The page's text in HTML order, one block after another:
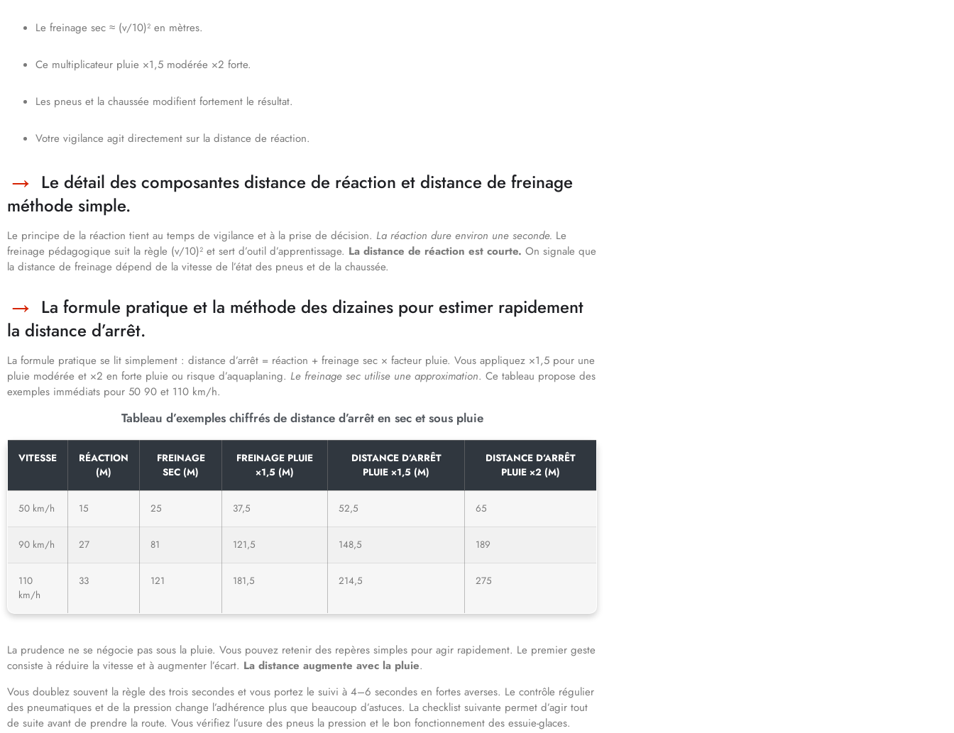
Le freinage sec ≈ (v/10)² en mètres.
Ce multiplicateur pluie ×1,5 modérée ×2 forte.
Les pneus et la chaussée modifient fortement le résultat.
Votre vigilance agit directement sur la distance de réaction.
Le détail des composantes distance de réaction et distance de freinage
méthode simple.
Le principe de la réaction tient au temps de vigilance et à la prise de décision. La réaction dure environ une seconde. Le
freinage pédagogique suit la règle (v/10)² et sert d’outil d’apprentissage. La distance de réaction est courte. On signale que
la distance de freinage dépend de la vitesse de l’état des pneus et de la chaussée.
La formule pratique et la méthode des dizaines pour estimer rapidement
la distance d’arrêt.
La formule pratique se lit simplement : distance d’arrêt = réaction + freinage sec × facteur pluie. Vous appliquez ×1,5 pour une
pluie modérée et ×2 en forte pluie ou risque d’aquaplaning. Le freinage sec utilise une approximation. Ce tableau propose des
exemples immédiats pour 50 90 et 110 km/h.
Tableau d’exemples chiffrés de distance d’arrêt en sec et sous pluie
VITESSE
RÉACTION
(M)
FREINAGE
SEC (M)
FREINAGE PLUIE
×1,5 (M)
DISTANCE D’ARRÊT
PLUIE ×1,5 (M)
DISTANCE D’ARRÊT
PLUIE ×2 (M)
50 km/h 15 25 37,5 52,5 65
90 km/h 27 81 121,5 148,5 189
110
km/h
33 121 181,5 214,5 275
La prudence ne se négocie pas sous la pluie. Vous pouvez retenir des repères simples pour agir rapidement. Le premier geste
consiste à réduire la vitesse et à augmenter l’écart. La distance augmente avec la pluie.
Vous doublez souvent la règle des trois secondes et vous portez le suivi à 4–6 secondes en fortes averses. Le contrôle régulier
des pneumatiques et de la pression change l’adhérence plus que beaucoup d’astuces. La checklist suivante permet d’agir tout
de suite avant de prendre la route. Vous vérifiez l’usure des pneus la pression et le bon fonctionnement des essuie-glaces.